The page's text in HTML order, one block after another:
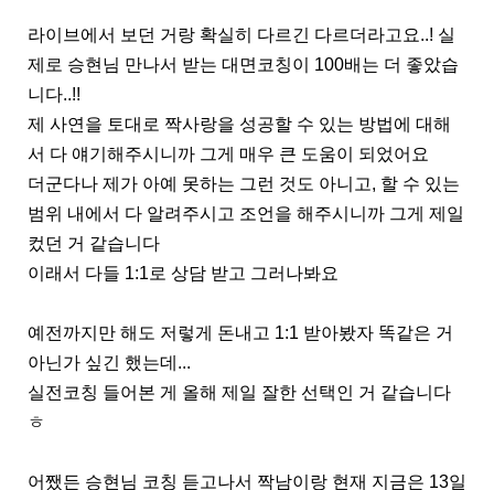
라이브에서 보던 거랑 확실히 다르긴 다르더라고요..! 실
제로 승현님 만나서 받는 대면코칭이 100배는 더 좋았습
니다..!!
제 사연을 토대로 짝사랑을 성공할 수 있는 방법에 대해
서 다 얘기해주시니까 그게 매우 큰 도움이 되었어요
더군다나 제가 아예 못하는 그런 것도 아니고, 할 수 있는
범위 내에서 다 알려주시고 조언을 해주시니까 그게 제일
컸던 거 같습니다
이래서 다들 1:1로 상담 받고 그러나봐요
예전까지만 해도 저렇게 돈내고 1:1 받아봤자 똑같은 거
아닌가 싶긴 했는데...
실전코칭 들어본 게 올해 제일 잘한 선택인 거 같습니다
ㅎ
어쨌든 승현님 코칭 듣고나서 짝남이랑 현재 지금은 13일